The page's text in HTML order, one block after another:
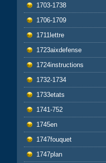
1703-1738
1706-1709
1711lettre
1723aixdefense
1724instructions
1732-1734
1733etats
1741-752
1745en
1747fouquet
1747plan